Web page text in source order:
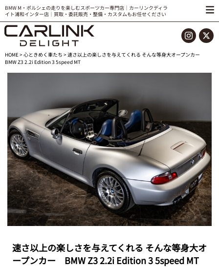
BMW M・ポルシェの走りを楽しむスポーツカー専門店｜カーリンクディラ
イト浦和インター店｜買取・委託販売・整備・カスタムもお任せください
HOME>心ときめく車たち > 速さ以上の楽しさを与えてくれる そんな等身大オープンカー
BMW Z3 2.2i Edition 3 5speed MT
速さ以上の楽しさを与えてくれる そんな等身大オ
ープンカー BMW Z3 2.2i Edition 3 5speed MT